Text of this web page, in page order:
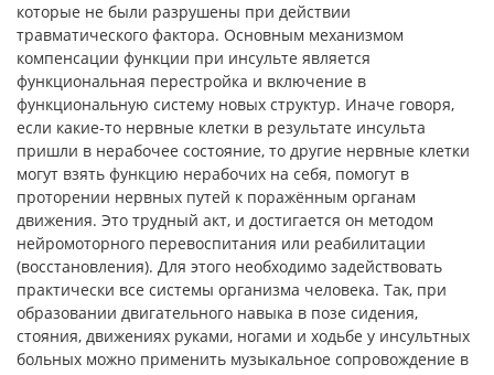
которые не были разрушены при действии
травматического фактора. Основным механизмом
компенсации функции при инсульте является
функциональная перестройка и включение в
функциональную систему новых структур. Иначе говоря,
если какие-то нервные клетки в результате инсульта
пришли в нерабочее состояние, то другие нервные клетки
могут взять функцию нерабочих на себя, помогут в
проторении нервных путей к поражённым органам
движения. Это трудный акт, и достигается он методом
нейромоторного перевоспитания или реабилитации
(восстановления). Для этого необходимо задействовать
практически все системы организма человека. Так, при
образовании двигательного навыка в позе сидения,
стояния, движениях руками, ногами и ходьбе у инсультных
больных можно применить музыкальное сопровождение в